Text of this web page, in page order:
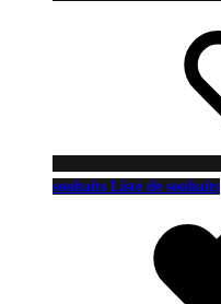
souhaits Liste de souhaits